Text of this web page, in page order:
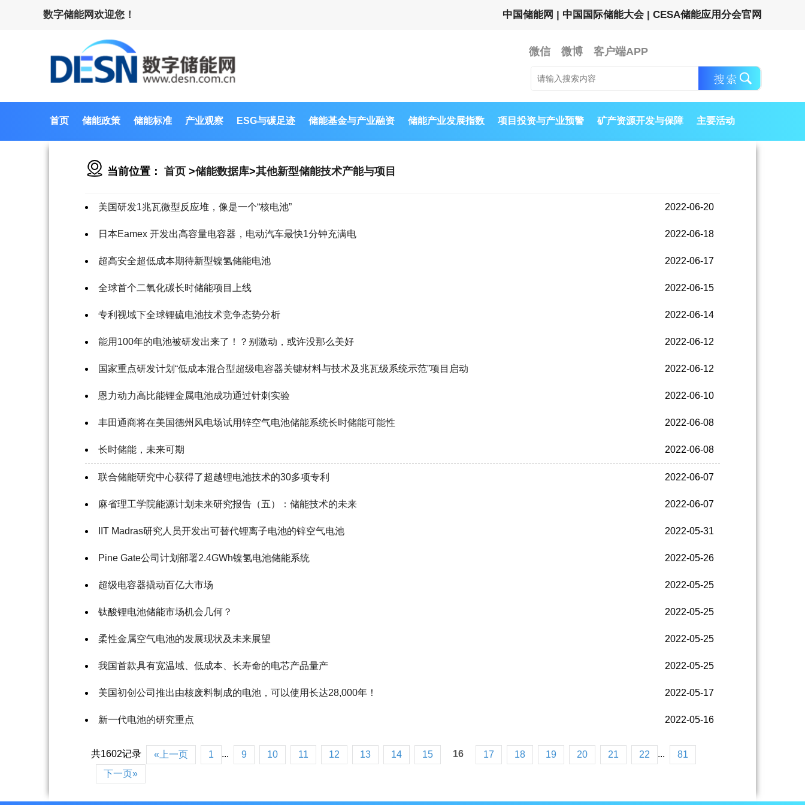
数字储能网欢迎您！ 中国储能网 | 中国国际储能大会 | CESA储能应用分会官网
微信 微博 客户端APP
首页 储能政策 储能标准 产业观察 ESG与碳足迹 储能基金与产业融资 储能产业发展指数 项目投资与产业预警 矿产资源开发与保障 主要活动
当前位置： 首页 >储能数据库>其他新型储能技术产能与项目
美国研发1兆瓦微型反应堆，像是一个“核电池” 2022-06-20
日本Eamex 开发出高容量电容器，电动汽车最快1分钟充满电 2022-06-18
超高安全超低成本期待新型镍氢储能电池 2022-06-17
全球首个二氧化碳长时储能项目上线 2022-06-15
专利视域下全球锂硫电池技术竞争态势分析 2022-06-14
能用100年的电池被研发出来了！？别激动，或许没那么美好 2022-06-12
国家重点研发计划“低成本混合型超级电容器关键材料与技术及兆瓦级系统示范”项目启动 2022-06-12
恩力动力高比能锂金属电池成功通过针刺实验 2022-06-10
丰田通商将在美国德州风电场试用锌空气电池储能系统长时储能可能性 2022-06-08
长时储能，未来可期 2022-06-08
联合储能研究中心获得了超越锂电池技术的30多项专利 2022-06-07
麻省理工学院能源计划未来研究报告（五）：储能技术的未来 2022-06-07
IIT Madras研究人员开发出可替代锂离子电池的锌空气电池 2022-05-31
Pine Gate公司计划部署2.4GWh镍氢电池储能系统 2022-05-26
超级电容器撬动百亿大市场 2022-05-25
钛酸锂电池储能市场机会几何？ 2022-05-25
柔性金属空气电池的发展现状及未来展望 2022-05-25
我国首款具有宽温域、低成本、长寿命的电芯产品量产 2022-05-25
美国初创公司推出由核废料制成的电池，可以使用长达28,000年！ 2022-05-17
新一代电池的研究重点 2022-05-16
共1602记录 «上一页 1 ... 9 10 11 12 13 14 15 16 17 18 19 20 21 22 ...
81
下一页»